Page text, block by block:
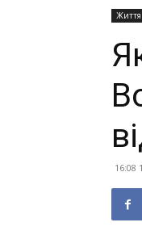
Життя
16:08